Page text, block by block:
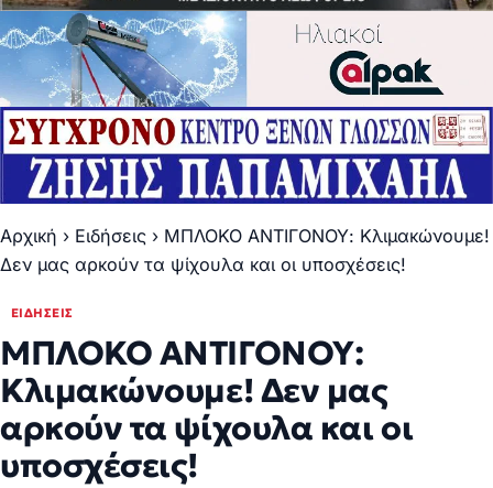
Αρχική › Ειδήσεις › ΜΠΛΟΚΟ ΑΝΤΙΓΟΝΟΥ: Κλιμακώνουμε!
Δεν μας αρκούν τα ψίχουλα και οι υποσχέσεις!
ΕΙΔΉΣΕΙΣ
ΜΠΛΟΚΟ ΑΝΤΙΓΟΝΟΥ:
Κλιμακώνουμε! Δεν μας
αρκούν τα ψίχουλα και οι
υποσχέσεις!